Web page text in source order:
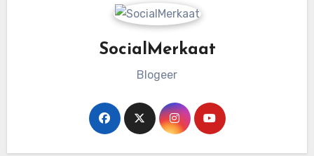
SocialMerkaat
Blogeer